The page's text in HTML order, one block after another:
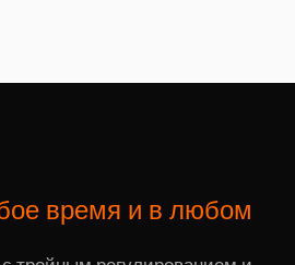
время и в любом